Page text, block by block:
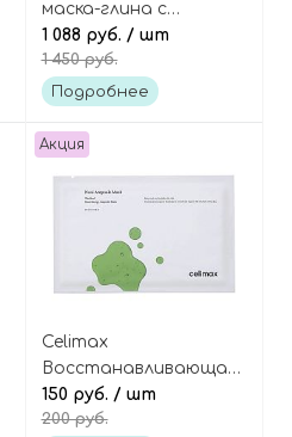
маска-глина с
экстрактом плодов
нони, Noni Refresh Clay
Mask
1 088 руб. / шт
1 450 руб.
Подробнее
Акция
Celimax
Восстанавливающая
тканевая маска с
экстрактом плодов
150 руб. / шт
200 руб.